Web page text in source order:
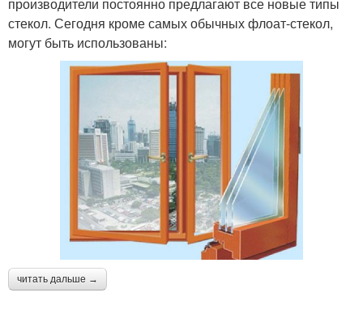
производители постоянно предлагают все новые типы
стекол. Сегодня кроме самых обычных флоат-стекол,
могут быть использованы:
читать дальше →